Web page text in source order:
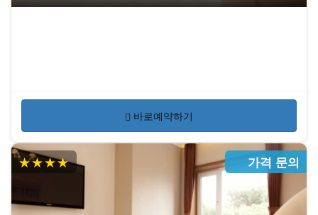
바로예약하기
★★★★ 가격 문의